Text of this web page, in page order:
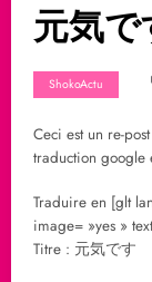
元気で
ShokoActu
Ceci est un re-
traduction google
Traduire en [glt
image= »yes »
Titre : 元気です